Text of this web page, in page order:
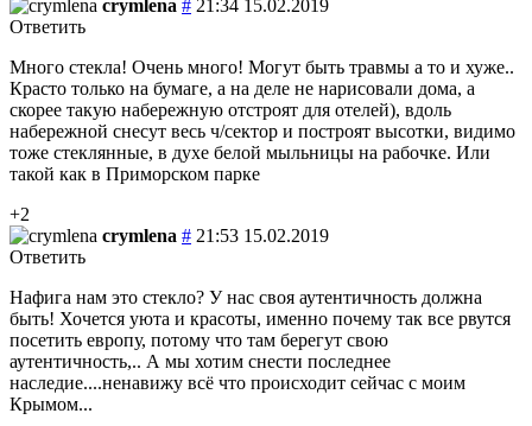
crymlena # 21:34 15.02.2019
Ответить
Много стекла! Очень много! Могут быть травмы а то и хуже..
Красто только на бумаге, а на деле не нарисовали дома, а
скорее такую набережную отстроят для отелей), вдоль
набережной снесут весь ч/сектор и построят высотки, видимо
тоже стеклянные, в духе белой мыльницы на рабочке. Или
такой как в Приморском парке
+2
crymlena # 21:53 15.02.2019
Ответить
Нафига нам это стекло? У нас своя аутентичность должна
быть! Хочется уюта и красоты, именно почему так все рвутся
посетить европу, потому что там берегут свою
аутентичность,.. А мы хотим снести последнее
наследие....ненавижу всё что происходит сейчас с моим
Крымом...